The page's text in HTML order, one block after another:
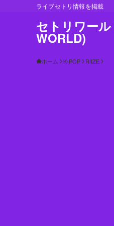
ライブセトリ情報を掲載
セトリワー
WORLD)
ホーム K-POP RIIZE